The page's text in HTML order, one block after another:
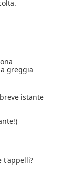
greggia
istante
t'appelli?